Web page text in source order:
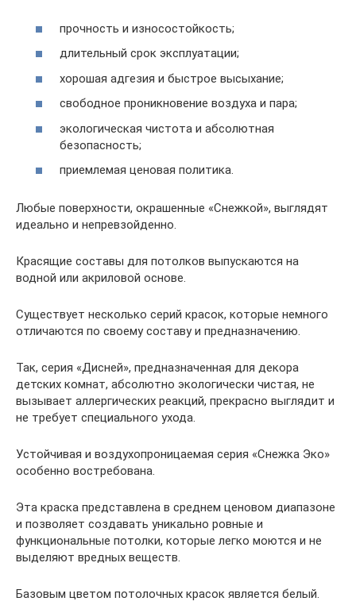
прочность и износостойкость;
длительный срок эксплуатации;
хорошая адгезия и быстрое высыхание;
свободное проникновение воздуха и пара;
экологическая чистота и абсолютная
безопасность;
приемлемая ценовая политика.
Любые поверхности, окрашенные «Снежкой», выглядят
идеально и непревзойденно.
Красящие составы для потолков выпускаются на
водной или акриловой основе.
Существует несколько серий красок, которые немного
отличаются по своему составу и предназначению.
Так, серия «Дисней», предназначенная для декора
детских комнат, абсолютно экологически чистая, не
вызывает аллергических реакций, прекрасно выглядит и
не требует специального ухода.
Устойчивая и воздухопроницаемая серия «Снежка Эко»
особенно востребована.
Эта краска представлена в среднем ценовом диапазоне
и позволяет создавать уникально ровные и
функциональные потолки, которые легко моются и не
выделяют вредных веществ.
Базовым цветом потолочных красок является белый.